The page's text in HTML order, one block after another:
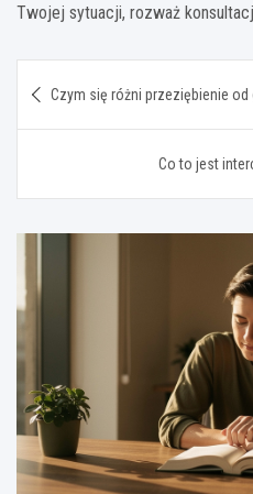
Twojej sytuacji, rozważ
wpisu
Czym się różni przeziębienie od
Co to jest